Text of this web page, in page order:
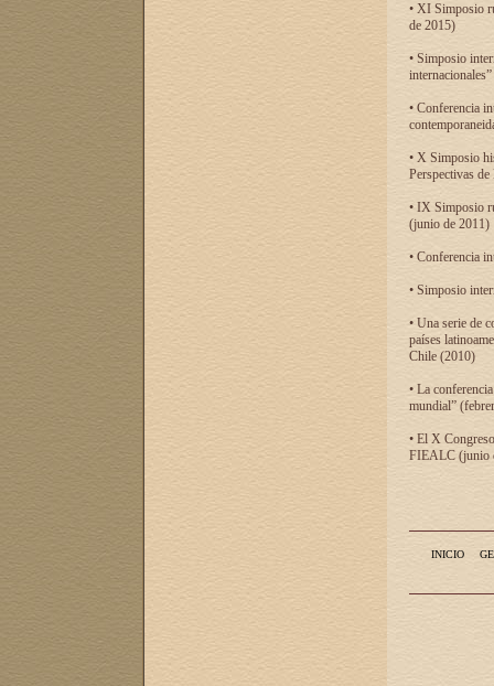
• XI Simposio
de 2015)
• Simposio
• Conferencia
• X Simposio
Perspectivas
• IX Simposio
(junio de 2011)
• Conferencia
• Simposio
• Una serie de
países
Chile (2010)
• La
mundial”
• El X
FIEALC (junio
INICIO